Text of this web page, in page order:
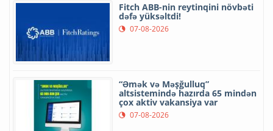
Fitch ABB-nin reytinqini növbəti
dəfə yüksəltdi!
07-08-2026
“Əmək və Məşğulluq”
altsistemində hazırda 65 mindən
çox aktiv vakansiya var
07-08-2026